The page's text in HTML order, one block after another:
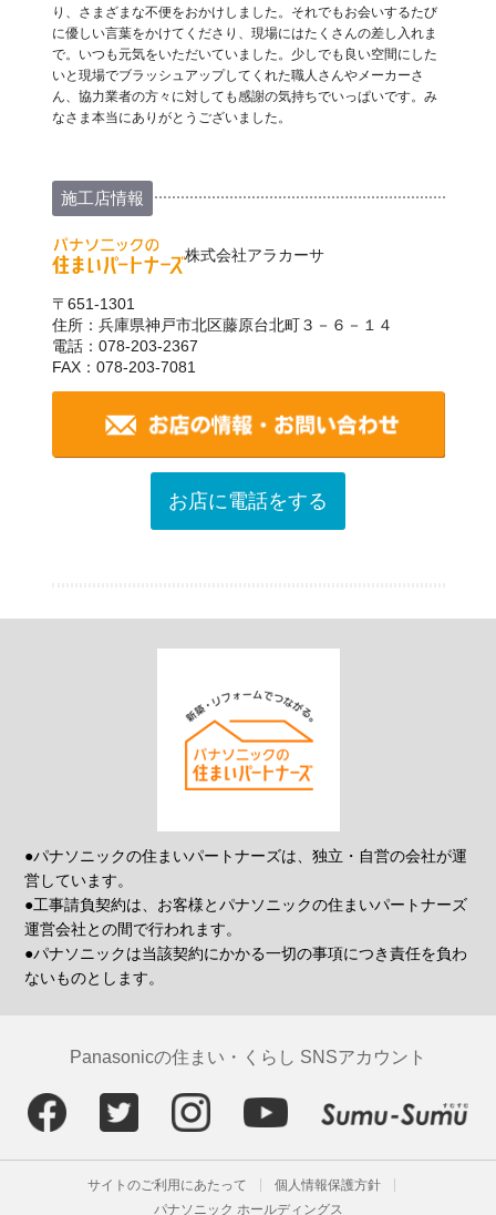
り、さまざまな不便をおかけしました。それでもお会いするたび
に優しい言葉をかけてくださり、現場にはたくさんの差し入れま
で。いつも元気をいただいていました。少しでも良い空間にした
いと現場でブラッシュアップしてくれた職人さんやメーカーさ
ん、協力業者の方々に対しても感謝の気持ちでいっぱいです。み
なさま本当にありがとうございました。
施工店情報
株式会社アラカーサ
〒651-1301
住所：兵庫県神戸市北区藤原台北町３－６－１４
電話：078-203-2367
FAX：078-203-7081
お店に電話をする
●パナソニックの住まいパートナーズは、独立・自営の会社が運
営しています。
●工事請負契約は、お客様とパナソニックの住まいパートナーズ
運営会社との間で行われます。
●パナソニックは当該契約にかかる一切の事項につき責任を負わ
ないものとします。
Panasonicの住まい・くらし SNSアカウント
サイトのご利用にあたって
個人情報保護方針
パナソニック ホールディングス